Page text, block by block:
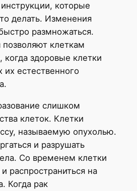
которые
делать. Изменения
размножаться.
клеткам
здоровые клетки
естественного
слишком
клеток. Клетки
называемую опухолью.
и разрушать
Со временем клетки
распространиться на
Когда рак